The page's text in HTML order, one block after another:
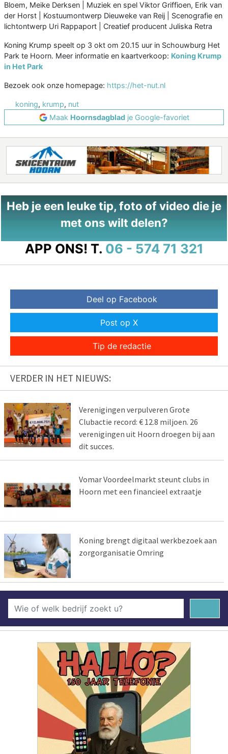
Bloem, Meike Derksen | Muziek en spel Viktor Griffioen, Erik van
der Horst | Kostuumontwerp Dieuweke van Reij | Scenografie en
lichtontwerp Uri Rappaport | Creatief producent Juliska Retra
Koning Krump speelt op 3 okt om 20.15 uur in Schouwburg Het
Park te Hoorn. Meer informatie en kaartverkoop: Koning Krump
in Het Park
Bezoek ook onze homepage: https://het-nut.nl
koning, krump, nut
Maak Hoornsdagbladje Google-favoriet
Heb je een leuke tip, foto of video die je
met ons wilt delen?
APP ONS! T. 06 - 574 71 321
Deel op Facebook
Post op X
Tip de redactie
VERDER IN HET NIEUWS:
Verenigingen verpulveren Grote
Clubactie record: € 12.8 miljoen. 26
verenigingen uit Hoorn droegen bij aan
dit succes.
Vomar Voordeelmarkt steunt clubs in
Hoorn met een financieel extraatje
Koning brengt digitaal werkbezoek aan
zorgorganisatie Omring